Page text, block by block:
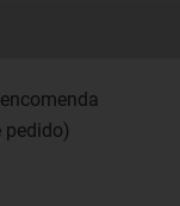
pedido)